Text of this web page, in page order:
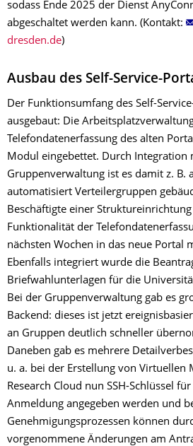
sodass Ende 2025 der Dienst
abgeschaltet werden kann. (Kontakt:
)
Ausbau des Self-Service-
Der Funktionsumfang des Self-
ausgebaut: Die
Telefondatenerfassung des alten
Modul eingebettet. Durch Integration
Gruppenverwaltung ist es damit z. B.
automatisiert Verteilergruppen
Beschäftigte einer
Funktionalität der
nächsten Wochen in das neue Portal
Ebenfalls integriert wurde die
Briefwahlunterlagen für die
Bei der Gruppenverwaltung gab es
Backend: dieses ist jetzt
an Gruppen deutlich schneller
Daneben gab es mehrere
u. a. bei der Erstellung von Virtuellen
Research Cloud nun SSH-Schlüssel
Anmeldung angegeben werden und
Genehmigungsprozessen können
vorgenommene Änderungen am